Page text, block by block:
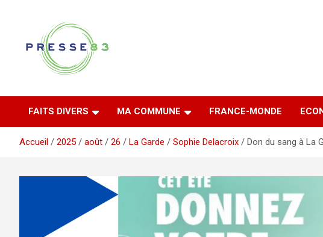
Presse 83
FAITS DIVERS MA COMMUNE FRANCE-MONDE
Accueil 2025 août 26 La Garde Sophie Delacroix Don du sang à La